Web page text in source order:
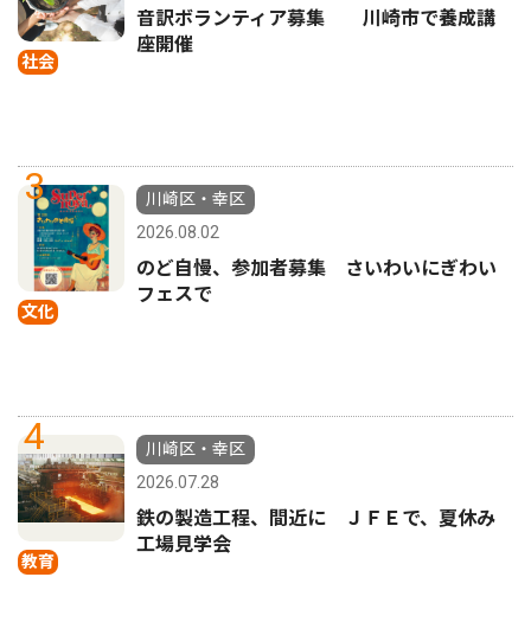
社会
音訳ボランティア募集 川崎市で養成講
座開催
3
文化
川崎区・幸区
2026.08.02
のど自慢、参加者募集 さいわいにぎわい
フェスで
4
教育
川崎区・幸区
2026.07.28
鉄の製造工程、間近に ＪＦＥで、夏休み
工場見学会